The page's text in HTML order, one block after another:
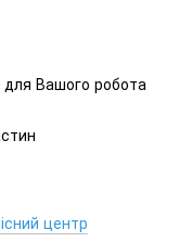
для Вашого робота
центр